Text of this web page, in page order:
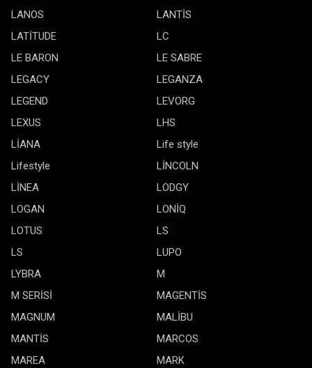
LANOS
LANTİS
LATİTUDE
LC
LE BARON
LE SABRE
LEGACY
LEGANZA
LEGEND
LEVORG
LEXUS
LHS
LİANA
Life style
Lifestyle
LİNCOLN
LİNEA
LODGY
LOGAN
LONİQ
LOTUS
LS
LS
LUPO
LYBRA
M
M SERİSİ
MAGENTİS
MAGNUM
MALİBU
MANTİS
MARCOS
MAREA
MARK